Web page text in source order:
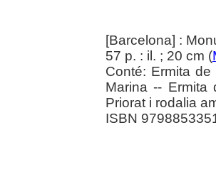
[Barcelona] :
57 p. : il. ; 20 cm (
Conté: Ermita
Marina -- Ermita
Priorat i rodalia
ISBN